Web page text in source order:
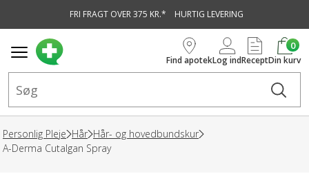
FRI FRAGT OVER 375 KR.* HURTIG LEVERING
Find apotekLog indRecept
0
Din kurv
Personlig Pleje Hår Hår- og hovedbundskur
A-Derma Cutalgan Spray